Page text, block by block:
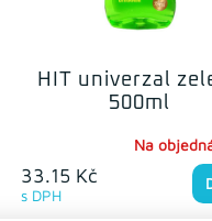
HIT univerzal
500ml
33.15 Kč
s DPH
Na